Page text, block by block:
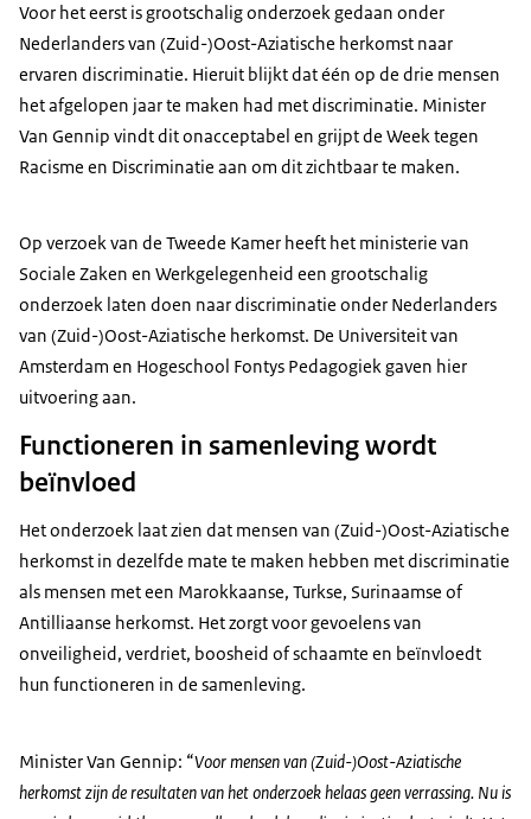
Voor het eerst is grootschalig onderzoek gedaan onder
Nederlanders van (Zuid-)Oost-Aziatische herkomst naar
ervaren discriminatie. Hieruit blijkt dat één op de drie mensen
het afgelopen jaar te maken had met discriminatie. Minister
Van Gennip vindt dit onacceptabel en grijpt de Week tegen
Racisme en Discriminatie aan om dit zichtbaar te maken.
Op verzoek van de Tweede Kamer heeft het ministerie van
Sociale Zaken en Werkgelegenheid een grootschalig
onderzoek laten doen naar discriminatie onder Nederlanders
van (Zuid-)Oost-Aziatische herkomst. De Universiteit van
Amsterdam en Hogeschool Fontys Pedagogiek gaven hier
uitvoering aan.
Functioneren in samenleving wordt
beïnvloed
Het onderzoek laat zien dat mensen van (Zuid-)Oost-Aziatische
herkomst in dezelfde mate te maken hebben met discriminatie
als mensen met een Marokkaanse, Turkse, Surinaamse of
Antilliaanse herkomst. Het zorgt voor gevoelens van
onveiligheid, verdriet, boosheid of schaamte en beïnvloedt
hun functioneren in de samenleving.
Minister Van Gennip: “Voor mensen van (Zuid-)Oost-Aziatische
herkomst zijn de resultaten van het onderzoek helaas geen verrassing. Nu is